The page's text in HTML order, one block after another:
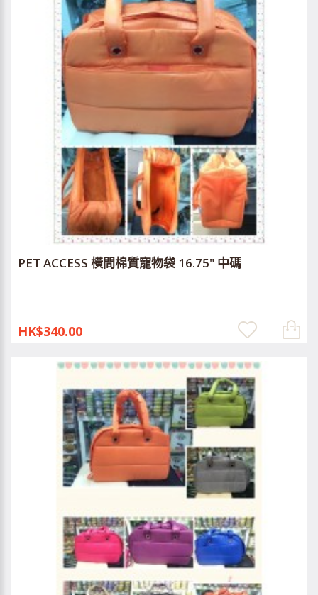
PET ACCESS 橫間棉質寵物袋 16.75" 中碼
HK$340.00